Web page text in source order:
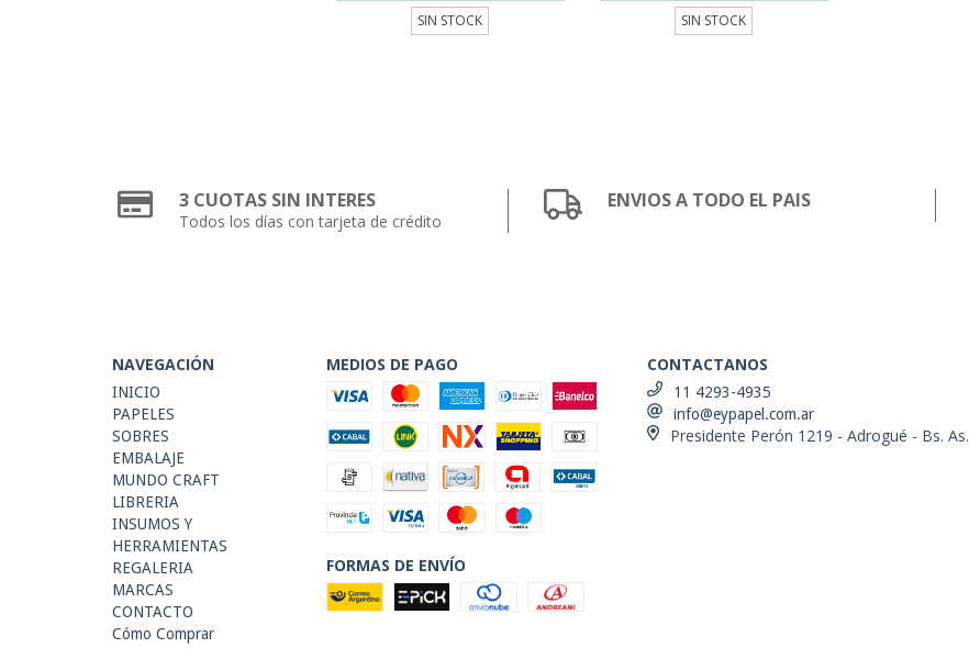
SIN STOCK
SIN STOCK
3 CUOTAS SIN INTERES
Todos los días con tarjeta de crédito
ENVIOS A TODO EL PAIS
NAVEGACIÓN
INICIO
PAPELES
SOBRES
EMBALAJE
MUNDO CRAFT
LIBRERIA
INSUMOS Y
HERRAMIENTAS
REGALERIA
MARCAS
CONTACTO
Cómo Comprar
MEDIOS DE PAGO
FORMAS DE ENVÍO
CONTACTANOS
11 4293-4935
info@eypapel.com.ar
Presidente Perón 1219 - Adrogué - Bs. As.